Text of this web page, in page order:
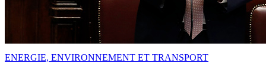
ENERGIE, ENVIRONNEMENT ET TRANSPORT